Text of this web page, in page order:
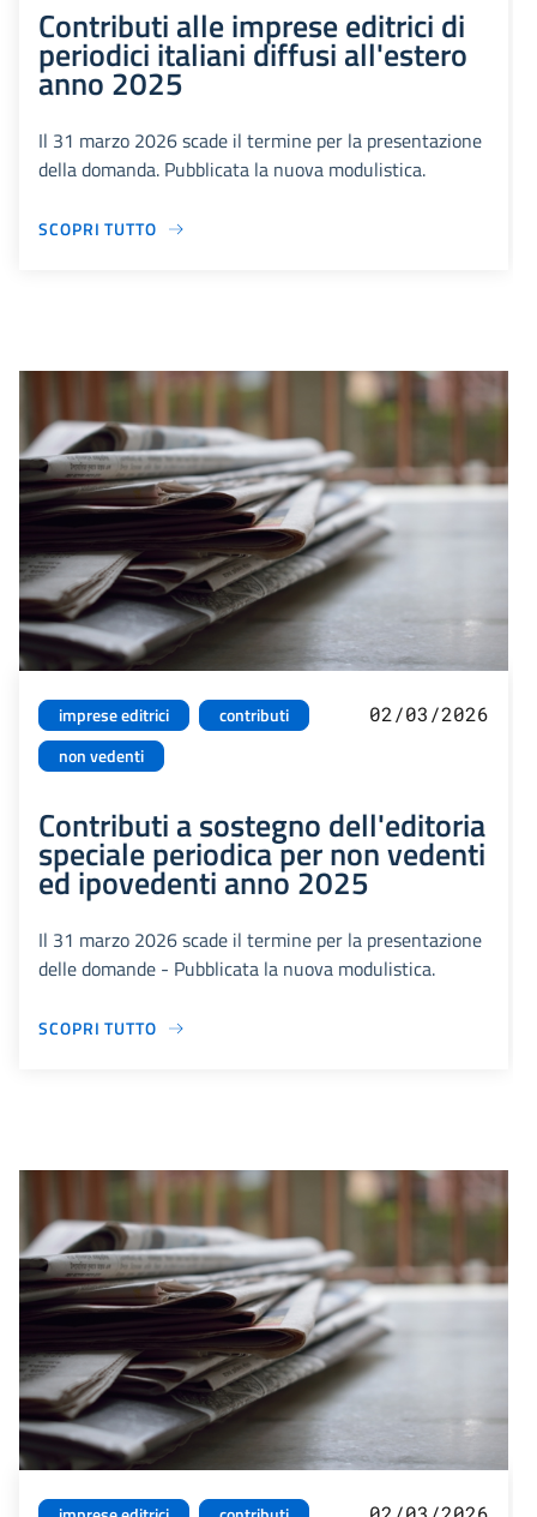
Contributi alle imprese editrici di
periodici italiani diffusi all'estero
anno 2025
Il 31 marzo 2026 scade il termine per la presentazione
della domanda. Pubblicata la nuova modulistica.
SCOPRI TUTTO
imprese editrici
contributi
non vedenti
02/03/2026
Contributi a sostegno dell'editoria
speciale periodica per non vedenti
ed ipovedenti anno 2025
Il 31 marzo 2026 scade il termine per la presentazione
delle domande - Pubblicata la nuova modulistica.
SCOPRI TUTTO